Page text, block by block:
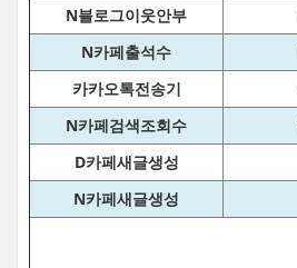
N블로그이웃안부
N카페출석수
카카오톡전송기
N카페검색조회수
D카페새글생성
N카페새글생성